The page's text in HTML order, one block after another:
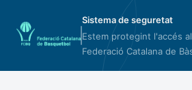
Sistema de seguretat
Estem protegint l'accés
Federació Catalana de